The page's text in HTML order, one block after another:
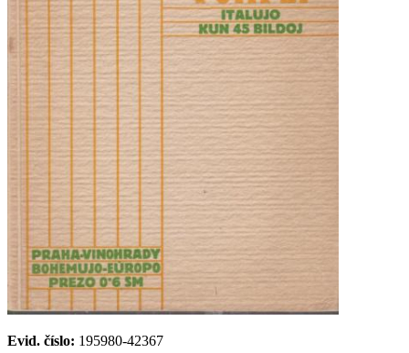
Evid. číslo: 195980-42367